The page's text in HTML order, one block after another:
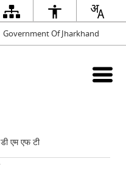
Government Of Jharkhand
डी एम एफ टी